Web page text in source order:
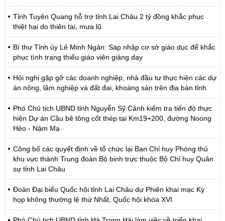
Tỉnh Tuyên Quang hỗ trợ tỉnh Lai Châu 2 tỷ đồng khắc phục
thiệt hại do thiên tai, mưa lũ
Bí thư Tỉnh ủy Lê Minh Ngân: Sáp nhập cơ sở giáo dục để khắc
phục tình trạng thiếu giáo viên giảng dạy
Hội nghị gặp gỡ các doanh nghiệp, nhà đầu tư thực hiện các dự
án nông, lâm nghiệp và đất đai, khoáng sản trên địa bàn tỉnh
Phó Chủ tịch UBND tỉnh Nguyễn Sỹ Cảnh kiểm tra tiến độ thực
hiện Dự án Cầu bê tông cốt thép tại Km19+200, đường Noong
Hẻo - Nậm Mạ
Công bố các quyết định về tổ chức lại Ban Chỉ huy Phòng thủ
khu vực thành Trung đoàn Bộ binh trực thuộc Bộ Chỉ huy Quân
sự tỉnh Lai Châu
Đoàn Đại biểu Quốc hội tỉnh Lai Châu dự Phiên khai mạc Kỳ
họp không thường lệ thứ Nhất, Quốc hội khóa XVI